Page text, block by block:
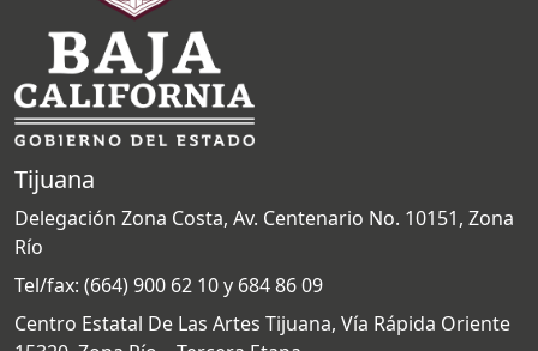
Tijuana
Delegación Zona Costa, Av. Centenario No. 10151, Zona
Río
Tel/fax: (664) 900 62 10 y 684 86 09
Centro Estatal De Las Artes Tijuana, Vía Rápida Oriente